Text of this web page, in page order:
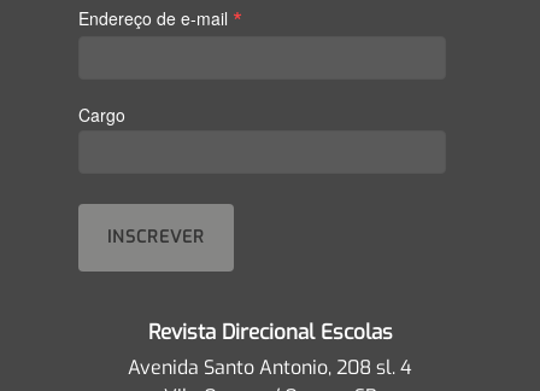
Endereço de e-mail *
Cargo
Revista Direcional Escolas
Avenida Santo Antonio, 208 sl. 4